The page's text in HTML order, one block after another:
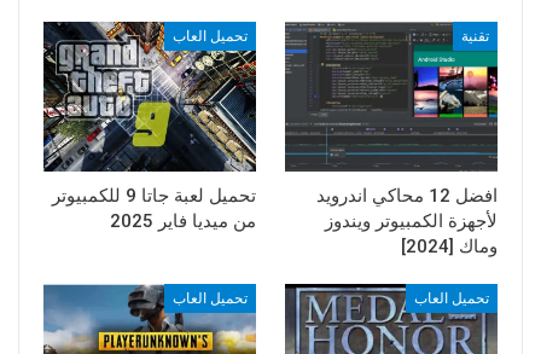
تقنية
افضل 12 محاكي اندرويد
لأجهزة الكمبيوتر ويندوز
وماك [2024]
تحميل العاب
تحميل لعبة جاتا 9 للكمبيوتر
من ميديا فاير 2025
تحميل العاب تحميل العاب